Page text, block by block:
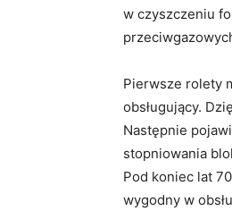
w czyszczeniu
Pierwsze rolety
obsługujący.
Następnie
stopniowania
Pod koniec lat
wygodny w